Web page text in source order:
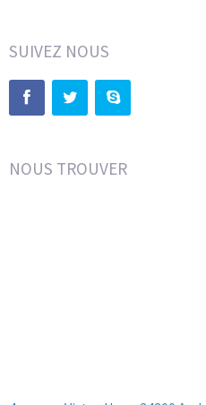
SUIVEZ NOUS
NOUS TROUVER